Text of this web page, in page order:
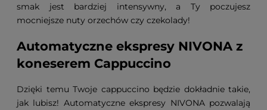
smak jest bardziej intensywny, a Ty poczujesz
mocniejsze nuty orzechów czy czekolady!
Automatyczne ekspresy NIVONA z
koneserem Cappuccino
Dzięki temu Twoje cappuccino będzie dokładnie takie,
jak lubisz! Automatyczne ekspresy NIVONA pozwalają